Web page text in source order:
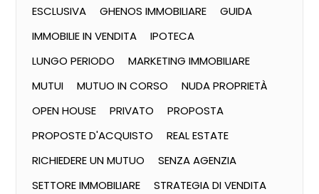
ESCLUSIVA
GHENOS IMMOBILIARE
GUIDA
IMMOBILIE IN VENDITA
IPOTECA
LUNGO PERIODO
MARKETING IMMOBILIARE
MUTUI
MUTUO IN CORSO
NUDA PROPRIETÀ
OPEN HOUSE
PRIVATO
PROPOSTA
PROPOSTE D'ACQUISTO
REAL ESTATE
RICHIEDERE UN MUTUO
SENZA AGENZIA
SETTORE IMMOBILIARE
STRATEGIA DI VENDITA